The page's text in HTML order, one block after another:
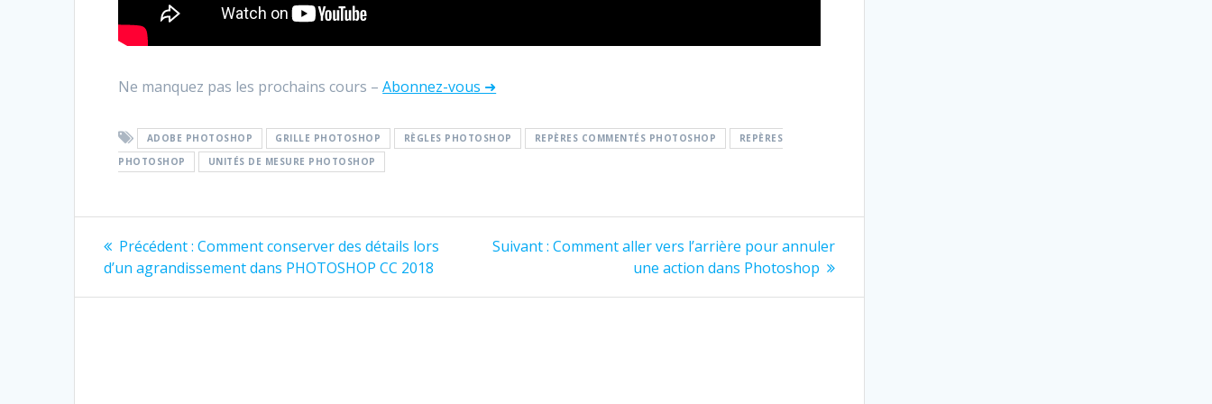
Ne manquez pas les prochains cours –Abonnez-vous ➜
ADOBE PHOTOSHOP GRILLE PHOTOSHOP RÈGLES PHOTOSHOP REPÈRES COMMENTÉS PHOTOSHOP
REPÈRES
PHOTOSHOP
UNITÉS DE MESURE PHOTOSHOP
Navigation
de
Précédent : Article
précédent
Comment conserver des détails lors
d’un agrandissement dans PHOTOSHOP CC 2018
Suivant : Article
Comment aller vers l’arrière pour annuler
une action dans Photoshop